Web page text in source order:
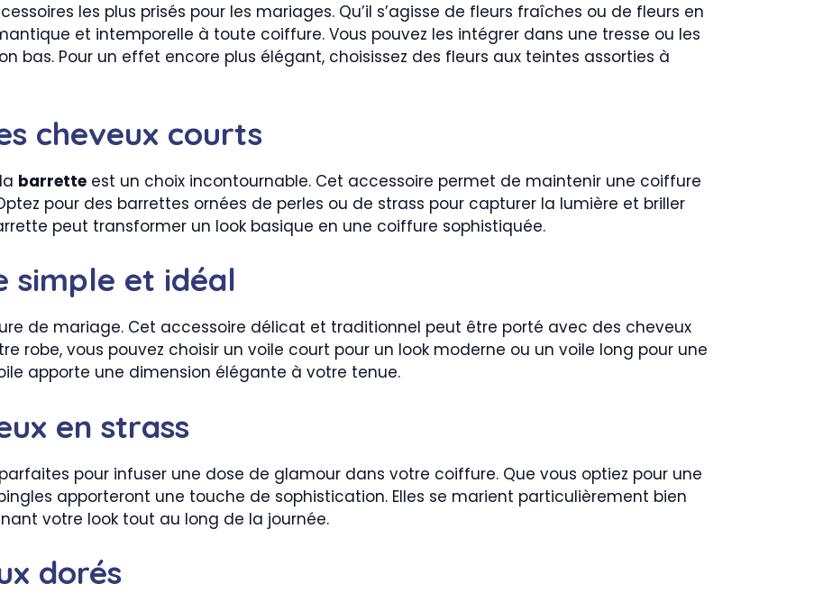
les plus prisés pour les mariages. Qu’il s’agisse de fleurs fraîches ou de fleurs en
et intemporelle à toute coiffure. Vous pouvez les intégrer dans une tresse ou les
bas. Pour un effet encore plus élégant, choisissez des fleurs aux teintes assorties à
cheveux courts
barrette est un choix incontournable. Cet accessoire permet de maintenir une coiffure
pour des barrettes ornées de perles ou de strass pour capturer la lumière et briller
peut transformer un look basique en une coiffure sophistiquée.
simple et idéal
de mariage. Cet accessoire délicat et traditionnel peut être porté avec des cheveux
robe, vous pouvez choisir un voile court pour un look moderne ou un voile long pour une
apporte une dimension élégante à votre tenue.
en strass
pour infuser une dose de glamour dans votre coiffure. Que vous optiez pour une
apporteront une touche de sophistication. Elles se marient particulièrement bien
votre look tout au long de la journée.
dorés